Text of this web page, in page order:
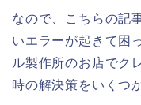
なので、こちらの記
いエラーが起きて困
ル製作所のお店でク
時の解決策をいくつ